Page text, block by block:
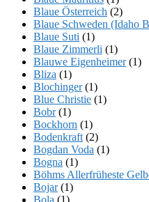
Blaue Österreich (2)
Blaue Schweden (Idaho
Blaue Suti (1)
Blaue Zimmerli (1)
Blauwe Eigenheimer(1)
Bliza (1)
Blochinger(1)
Blue Christie (1)
Bobr(1)
Bockhorn (1)
Bodenkraft (2)
Bogdan Voda (1)
Bogna (1)
Böhms Allerfrüheste
Bojar(1)
Bola (1)